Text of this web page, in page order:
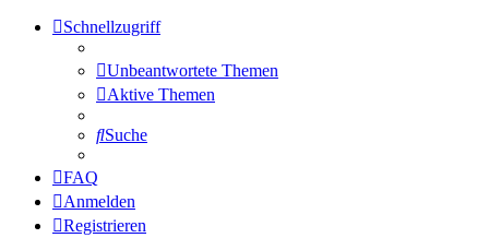
Schnellzugriff
Unbeantwortete Themen
Aktive Themen
Suche
FAQ
Anmelden
Registrieren